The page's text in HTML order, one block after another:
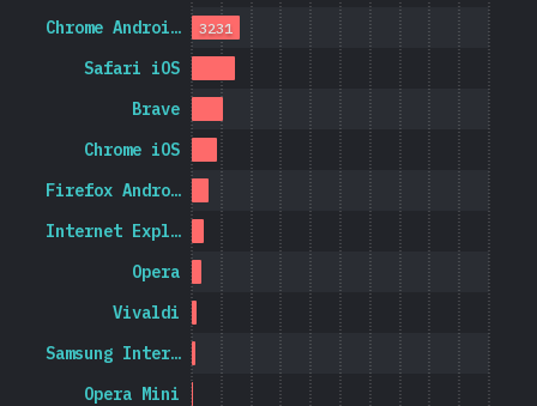
Opera Mini
Samsung Inter…
Vivaldi
Opera
Internet Expl…
Firefox Andro…
Chrome iOS
Brave
Safari iOS
Chrome Androi… 3231